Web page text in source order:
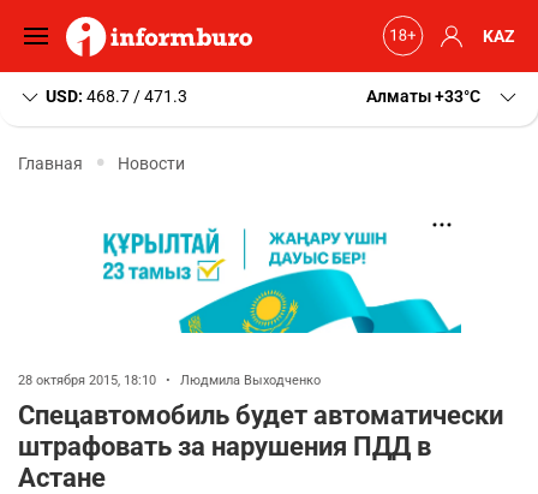
KAZ
USD: 468.7 / 471.3 Алматы+33 C
Главная Новости
28 октября 2015, 18:10 • Людмила Выходченко
Спецавтомобиль будет автоматически
штрафовать за нарушения ПДД в
Астане